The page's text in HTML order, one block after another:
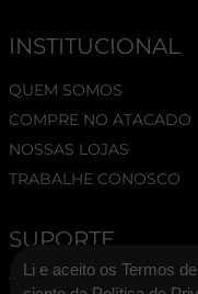
INSTITUCIONAL
QUEM SOMOS
COMPRE NO ATACADO
NOSSAS LOJAS
TRABALHE CONOSCO
SUPORTE
TERMOS E CONDIÇÕES
Li e aceito os Termos